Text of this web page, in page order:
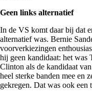
Geen links alternatief
In de VS komt daar bij dat
alternatief was. Bernie
voorverkiezingen
hij geen kandidaat: het was
Clinton als de kandidaat
heel sterke banden mee en
gekregen. Dat was ook een